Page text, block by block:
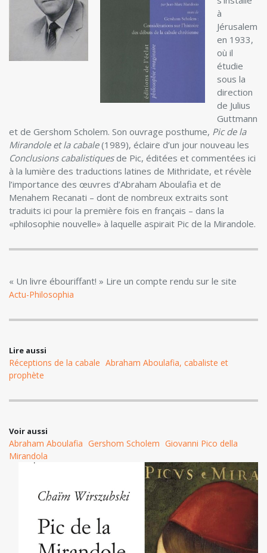
à
Jérusalem
en 1933,
où il
étudie
sous la
direction
de Julius
Guttmann
et de Gershom Scholem. Son ouvrage posthume, Pic de la
Mirandole et la cabale(1989), éclaire d’un jour nouveau les
Conclusions cabalistiquesde Pic, éditées et commentées ici
à la lumière des traductions latines de Mithridate, et révèle
l’importance des œuvres d’Abraham Aboulafia et de
Menahem Recanati – dont de nombreux extraits sont
traduits ici pour la première fois en français – dans la
«philosophie nouvelle» à laquelle aspirait Pic de la Mirandole.
« Un livre ébouriffant! » Lire un compte rendu sur le site
Actu-Philosophia
Lire aussi
Réceptions de la cabale Abraham Aboulafia, cabaliste et
prophète
Voir aussi
Abraham Aboulafia Gershom Scholem Giovanni Pico della
Mirandola